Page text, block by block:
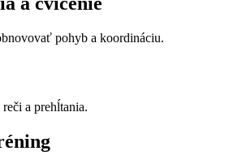
pohyb a koordináciu.
a prehĺtania.